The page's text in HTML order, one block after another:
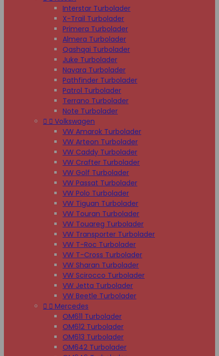
Interstar Turbolader
X-Trail Turbolader
Primera Turbolader
Almera Turbolader
Qashqai Turbolader
Juke Turbolader
Navara Turbolader
Pathfinder Turbolader
Patrol Turbolader
Terrano Turbolader
Note Turbolader
  Volkswagen
VW Amarok Turbolader
VW Arteon Turbolader
VW Caddy Turbolader
VW Crafter Turbolader
VW Golf Turbolader
VW Passat Turbolader
VW Polo Turbolader
VW Tiguan Turbolader
VW Touran Turbolader
VW Touareg Turbolader
VW Transporter Turbolader
VW T-Roc Turbolader
VW T-Cross Turbolader
VW Sharan Turbolader
VW Scirocco Turbolader
VW Jetta Turbolader
VW Beetle Turbolader
  Mercedes
OM611 Turbolader
OM612 Turbolader
OM613 Turbolader
OM642 Turbolader